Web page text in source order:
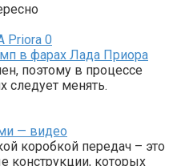
Priora 0
в фарах Лада Приора
поэтому в процессе
следует менять.
— видео
коробкой передач – это
конструкции, которых